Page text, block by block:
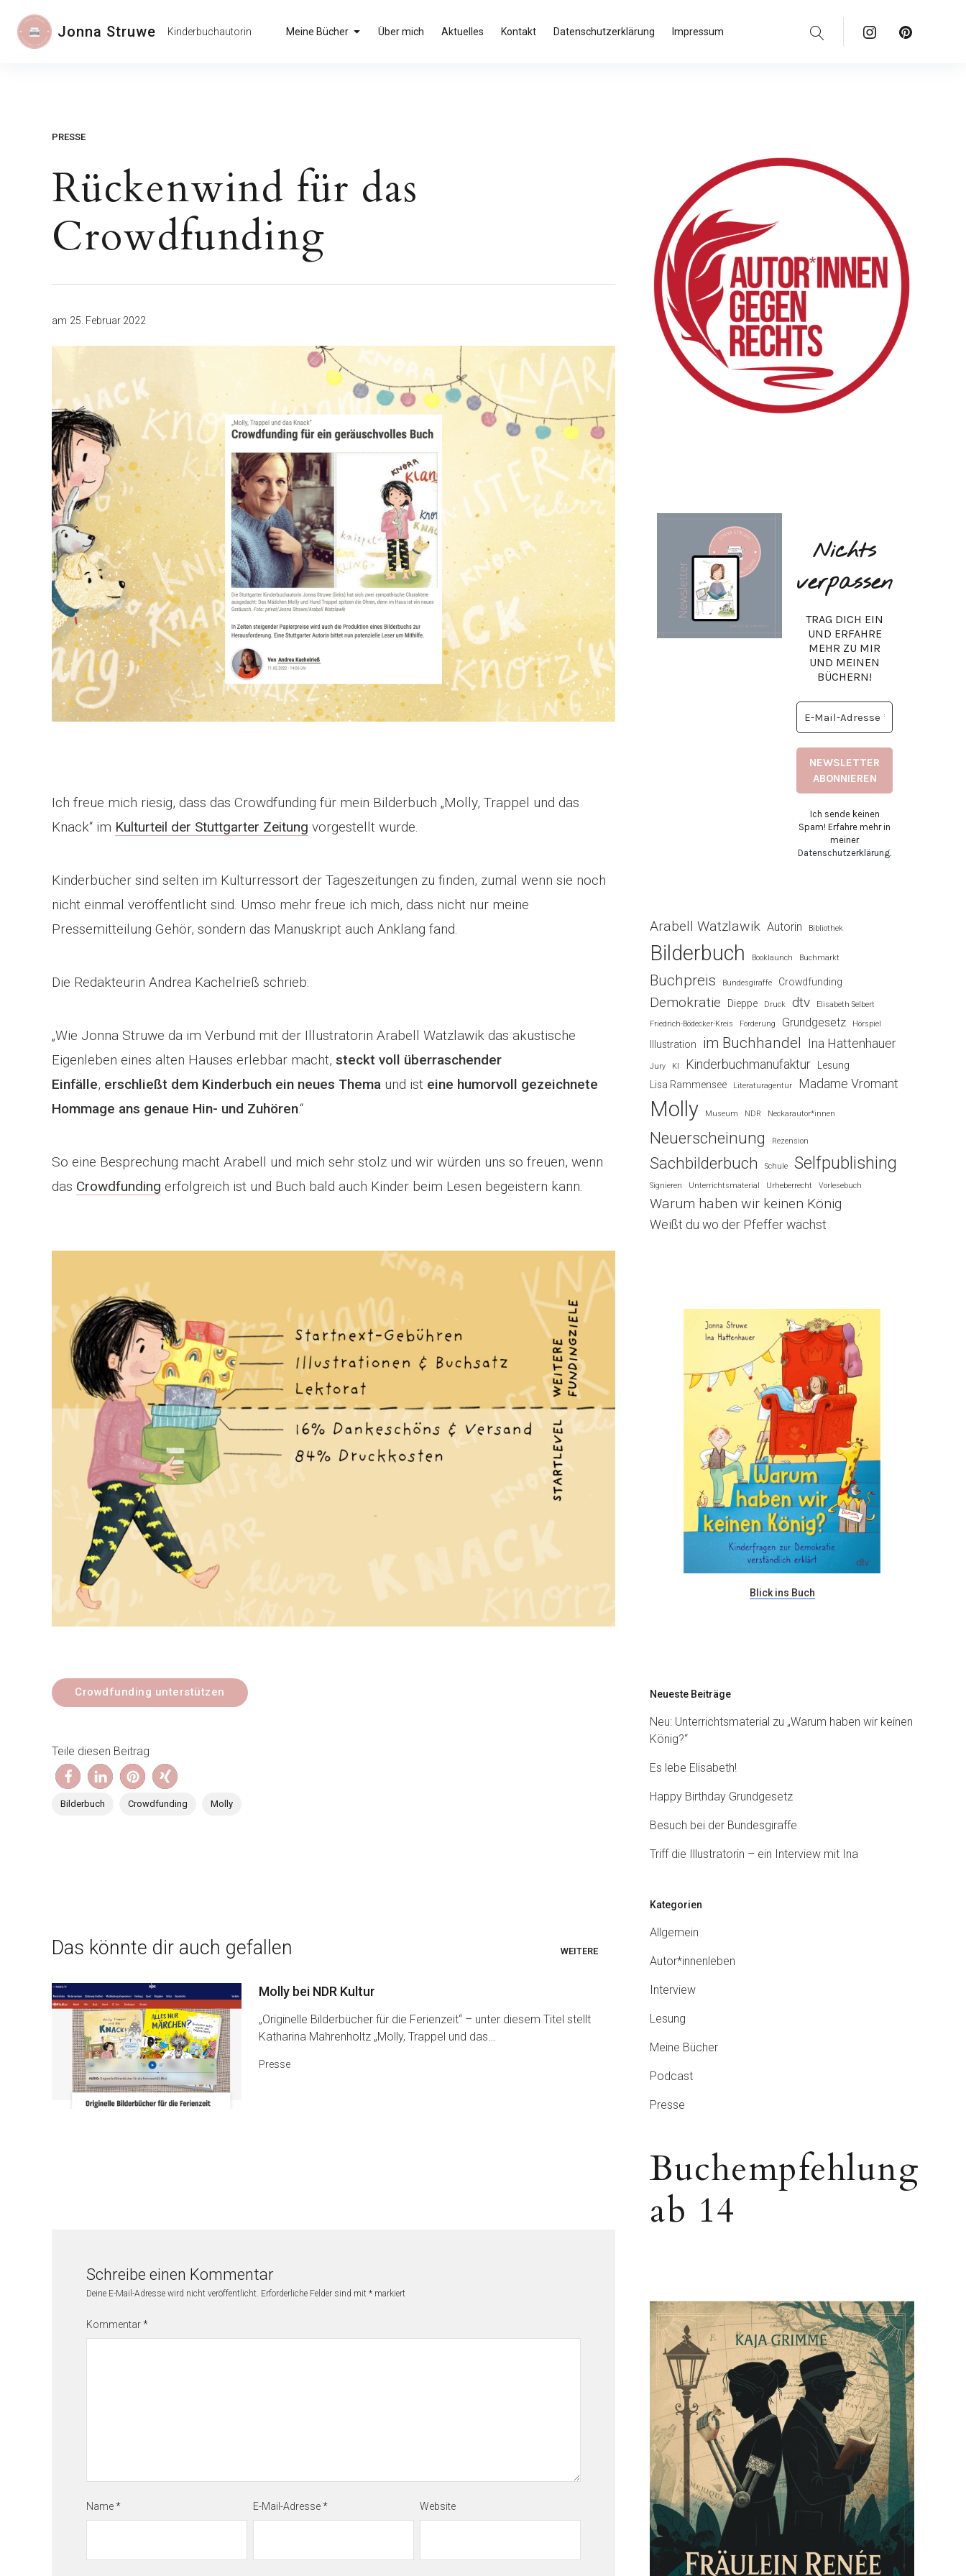
überspringenJonna Struwe Kinderbuchautorin Meine Bücher Über mich Aktuelles Kontakt Datenschutzerklärung Impressum
Suche InstagramPinterest
PRESSE
Rückenwind für das
Crowdfunding
am 25. Februar 2022
Ich freue mich riesig, dass das Crowdfunding für mein Bilderbuch „Molly, Trappel und das
Knack“ im Kulturteil der Stuttgarter Zeitung vorgestellt wurde.
Kinderbücher sind selten im Kulturressort der Tageszeitungen zu finden, zumal wenn sie noch
nicht einmal veröffentlicht sind. Umso mehr freue ich mich, dass nicht nur meine
Pressemitteilung Gehör, sondern das Manuskript auch Anklang fand.
Die Redakteurin Andrea Kachelrieß schrieb:
„Wie Jonna Struwe da im Verbund mit der Illustratorin Arabell Watzlawik das akustische
Eigenleben eines alten Hauses erlebbar macht, steckt voll überraschender
Einfälle, erschließt dem Kinderbuch ein neues Thema und ist eine humorvoll gezeichnete
Hommage ans genaue Hin- und Zuhören.“
So eine Besprechung macht Arabell und mich sehr stolz und wir würden uns so freuen, wenn
das Crowdfunding erfolgreich ist und Buch bald auch Kinder beim Lesen begeistern kann.
Crowdfunding unterstützen
Teile diesen Beitrag
Bilderbuch Crowdfunding Molly
Das könnte dir auch gefallen WEITERE
Molly bei NDR Kultur
„Originelle Bilderbücher für die Ferienzeit“ – unter diesem Titel stellt
Katharina Mahrenholtz „Molly, Trappel und das…
Presse
Schreibe einen Kommentar
Deine E-Mail-Adresse wird nicht veröffentlicht. Erforderliche Felder sind mit * markiert
Kommentar*
Name* E-Mail-Adresse* Website
Nichts
verpassen
TRAG DICH EIN
UND ERFAHRE
MEHR ZU MIR
UND MEINEN
BÜCHERN!
Ich sende keinen
Spam! Erfahre mehr in
meiner
Datenschutzerklärung.
Arabell Watzlawik Autorin Bibliothek
Bilderbuch Booklaunch Buchmarkt
Buchpreis Bundesgiraffe Crowdfunding
Demokratie Dieppe Druck dtv Elisabeth Selbert
Friedrich-Bödecker-Kreis Förderung Grundgesetz Hörspiel
Illustration im Buchhandel Ina Hattenhauer
Jury KI Kinderbuchmanufaktur
Lesung
Lisa Rammensee
Literaturagentur Madame Vromant
Molly Museum NDR Neckarautor*innen
Neuerscheinung Rezension
Sachbilderbuch Schule Selfpublishing
Signieren Unterrichtsmaterial Urheberrecht Vorlesebuch
Warum haben wir keinen König
Weißt du wo der Pfeffer wächst
Blick ins Buch
Neueste Beiträge
Neu: Unterrichtsmaterial zu „Warum haben wir keinen
König?“
Es lebe Elisabeth!
Happy Birthday Grundgesetz
Besuch bei der Bundesgiraffe
Triff die Illustratorin – ein Interview mit Ina
Kategorien
Allgemein
Autor*innenleben
Interview
Lesung
Meine Bücher
Podcast
Presse
Buchempfehlung
ab 14